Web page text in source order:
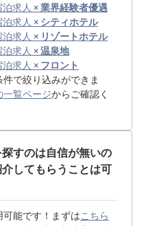
泊求人 ×業界経験者優遇
泊求人 × シティホテル
泊求人 × リゾートホテル
泊求人 ×温泉地
泊求人 × フロント
で絞り込みができま
一覧ページからご確認く
すのは自信が無いの
してもらうことは可
可能です！まずはこちら